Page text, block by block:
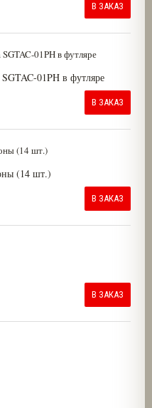
В ЗАКАЗ
01PH в футляре
В ЗАКАЗ
(14 шт.)
В ЗАКАЗ
В ЗАКАЗ